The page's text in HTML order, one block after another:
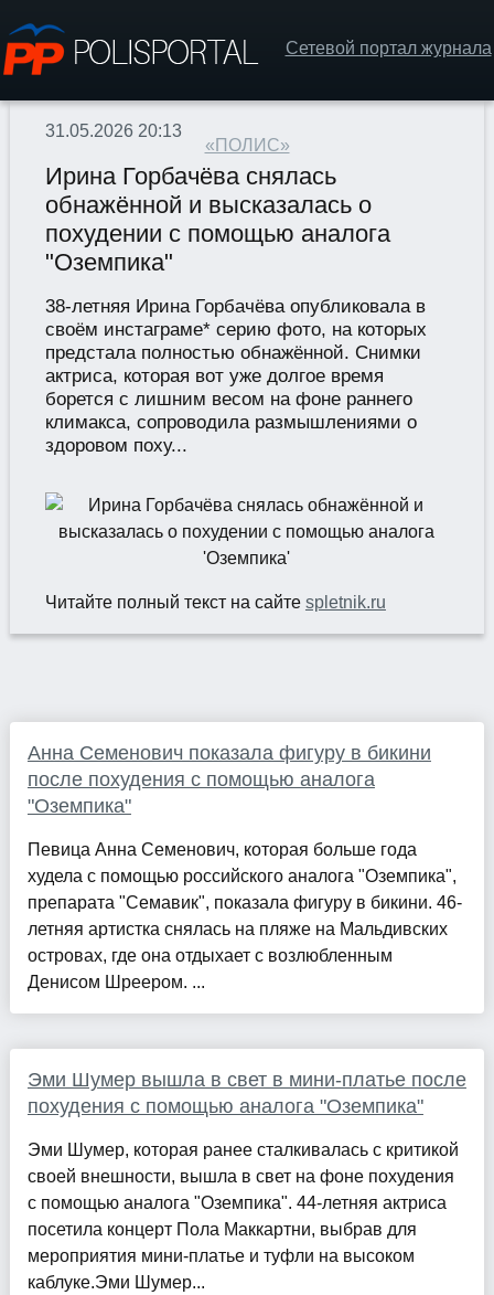
Сетевой портал журнала
«ПОЛИС»
31.05.2026 20:13
Ирина Горбачёва снялась
обнажённой и высказалась о
похудении с помощью аналога
"Оземпика"
38-летняя Ирина Горбачёва опубликовала в
своём инстаграме* серию фото, на которых
предстала полностью обнажённой. Снимки
актриса, которая вот уже долгое время
борется с лишним весом на фоне раннего
климакса, сопроводила размышлениями о
здоровом поху...
Читайте полный текст на сайте spletnik.ru
Анна Семенович показала фигуру в бикини
после похудения с помощью аналога
"Оземпика"
Певица Анна Семенович, которая больше года
худела с помощью российского аналога "Оземпика",
препарата "Семавик", показала фигуру в бикини. 46-
летняя артистка снялась на пляже на Мальдивских
островах, где она отдыхает с возлюбленным
Денисом Шреером. ...
Эми Шумер вышла в свет в мини-платье после
похудения с помощью аналога "Оземпика"
Эми Шумер, которая ранее сталкивалась с критикой
своей внешности, вышла в свет на фоне похудения
с помощью аналога "Оземпика". 44-летняя актриса
посетила концерт Пола Маккартни, выбрав для
мероприятия мини-платье и туфли на высоком
каблуке.Эми Шумер...